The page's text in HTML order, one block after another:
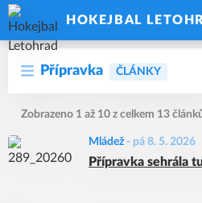
HOKEJBAL
Přípravka ČLÁNKY
Zobrazeno 1 až 10 z celkem 13
Mládež - pá 8. 5. 2026
Přípravka sehrála